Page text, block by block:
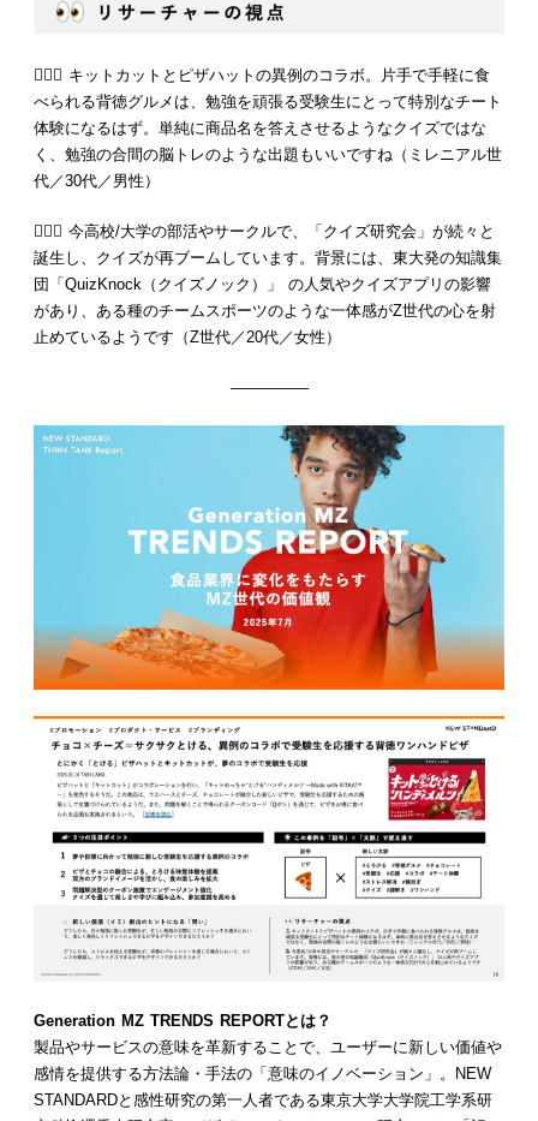
💁🏻‍♂️ キットカットとピザハットの異例のコラボ。片手で手軽に食
べられる背徳グルメは、勉強を頑張る受験生にとって特別なチート
体験になるはず。単純に商品名を答えさせるようなクイズではな
く、勉強の合間の脳トレのような出題もいいですね（ミレニアル世
代／30代／男性）
💁🏻‍♀️ 今高校/大学の部活やサークルで、「クイズ研究会」が続々と
誕生し、クイズが再ブームしています。背景には、東大発の知識集
団「QuizKnock（クイズノック）」 の人気やクイズアプリの影響
があり、ある種のチームスポーツのような一体感がZ世代の心を射
止めているようです（Z世代／20代／女性）
—————
Generation MZ TRENDS REPORTとは？
製品やサービスの意味を革新することで、ユーザーに新しい価値や
感情を提供する方法論・手法の「意味のイノベーション」。NEW
STANDARDと感性研究の第一人者である東京大学大学院工学系研